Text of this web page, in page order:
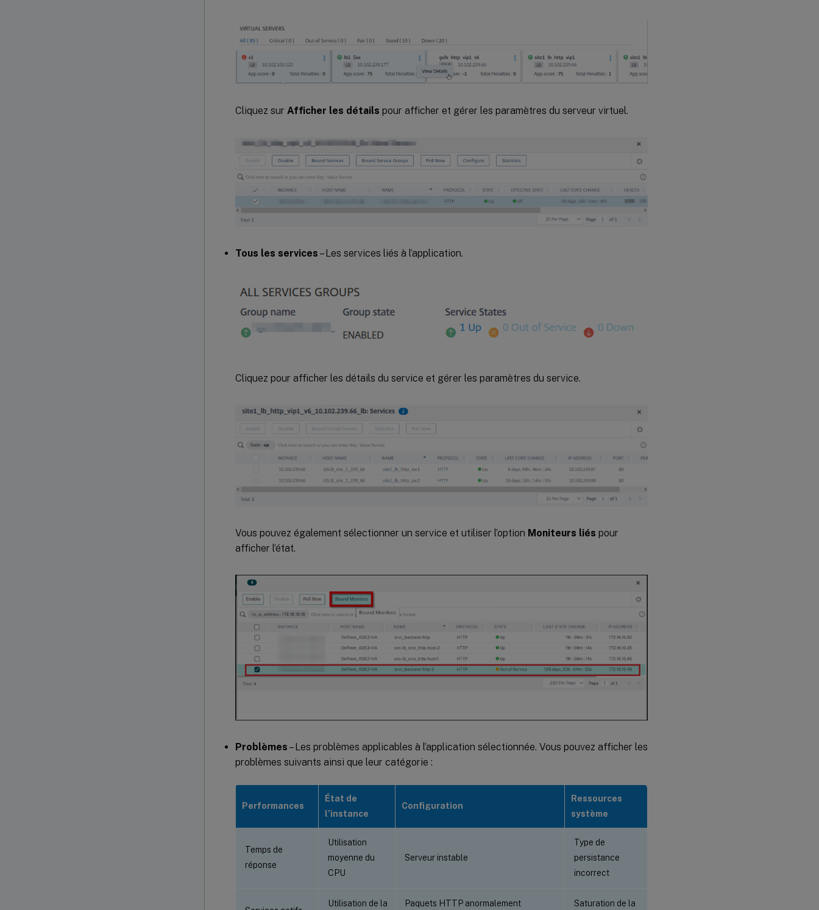
Cliquez sur Afficher les détails pour afficher et gérer les paramètres du serveur virtuel.
Tous les services – Les services liés à l’application.
Cliquez pour afficher les détails du service et gérer les paramètres du service.
Vous pouvez également sélectionner un service et utiliser l’option Moniteurs liés pour
afficher l’état.
Problèmes – Les problèmes applicables à l’application sélectionnée. Vous pouvez afficher les
problèmes suivants ainsi que leur catégorie :
Performances
État de
l’instance
Configuration
Ressources
système
Temps de
réponse
Utilisation
moyenne du
CPU
Serveur instable
Type de
persistance
incorrect
Utilisation de la Paquets HTTP anormalement Saturation de la